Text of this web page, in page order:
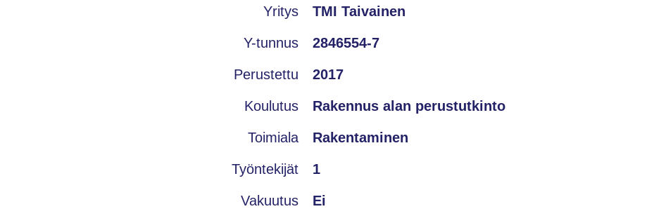
Yritys TMI Taivainen
Y-tunnus 2846554-7
Perustettu 2017
Koulutus Rakennus alan perustutkinto
Toimiala Rakentaminen
Työntekijät 1
Vakuutus Ei